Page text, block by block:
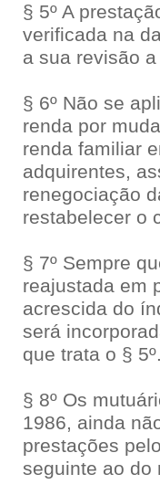
§ 5º A
verificada na
a sua revisão
§ 6º Não se
renda por
renda familiar
adquirentes,
renegociação
restabelecer o
§ 7º Sempre
reajustada em
acrescida do
será
que trata o § 5º.
§ 8º Os
1986, ainda
prestações
seguinte ao do